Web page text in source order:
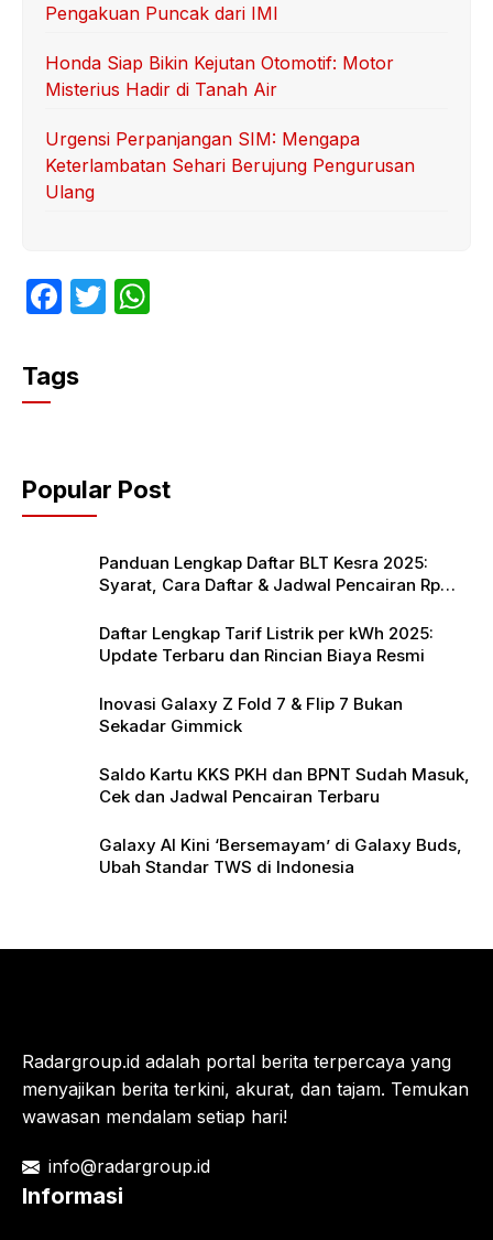
Pengakuan Puncak dari IMI
Honda Siap Bikin Kejutan Otomotif: Motor
Misterius Hadir di Tanah Air
Urgensi Perpanjangan SIM: Mengapa
Keterlambatan Sehari Berujung Pengurusan
Ulang
F
c
e
o
o
T
p
p
Tags
Popular Post
Panduan Lengkap Daftar BLT Kesra 2025:
Syarat, Cara Daftar & Jadwal Pencairan Rp
Daftar Lengkap Tarif Listrik per kWh 2025:
Update Terbaru dan Rincian Biaya Resmi
Inovasi Galaxy Z Fold 7 & Flip 7 Bukan
Sekadar Gimmick
Saldo Kartu KKS PKH dan BPNT Sudah Masuk,
Cek dan Jadwal Pencairan Terbaru
Galaxy AI Kini ‘Bersemayam’ di Galaxy Buds,
Ubah Standar TWS di Indonesia
Radargroup.id adalah portal berita terpercaya yang
menyajikan berita terkini, akurat, dan tajam. Temukan
wawasan mendalam setiap hari!
info@radargroup.id
Informasi